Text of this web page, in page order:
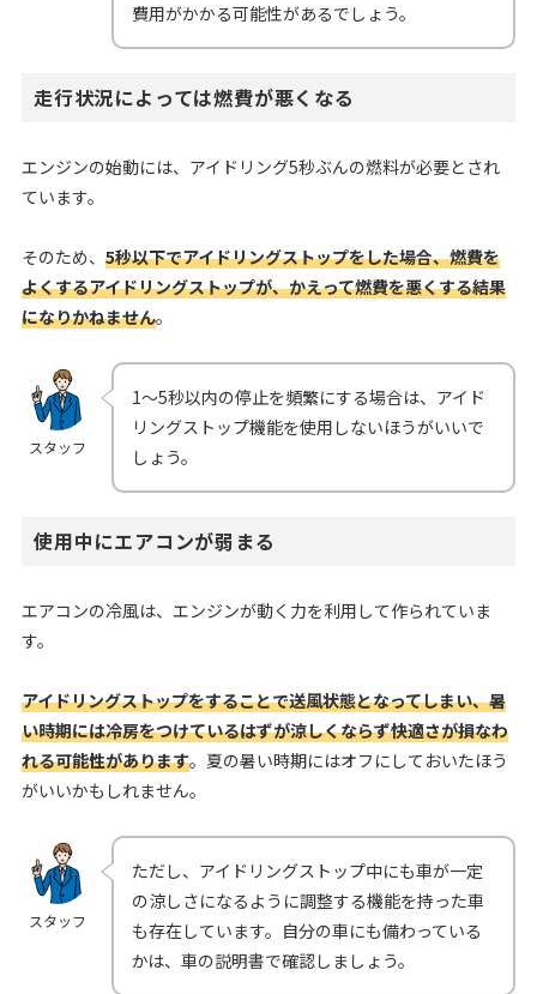
費用がかかる可能性があるでしょう。
走行状況によっては燃費が悪くなる
エンジンの始動には、アイドリング5秒ぶんの燃料が必要とされ
ています。
そのため、 5秒以下でアイドリングストップをした場合、燃費を
よくするアイドリングストップが、かえって燃費を悪くする結果
になりかねません。
スタッフ
1〜5秒以内の停止を頻繁にする場合は、アイド
リングストップ機能を使用しないほうがいいで
しょう。
使用中にエアコンが弱まる
エアコンの冷風は、エンジンが動く力を利用して作られていま
す。
アイドリングストップをすることで送風状態となってしまい、暑
い時期には冷房をつけているはずが涼しくならず快適さが損なわ
れる可能性があります。夏の暑い時期にはオフにしておいたほう
がいいかもしれません。
スタッフ
ただし、アイドリングストップ中にも車が一定
の涼しさになるように調整する機能を持った車
も存在しています。自分の車にも備わっている
かは、車の説明書で確認しましょう。